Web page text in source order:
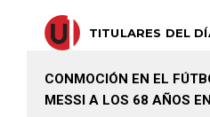
TITULARES DEL
CONMOCIÓN EN EL
MESSI A LOS 68 AÑOS